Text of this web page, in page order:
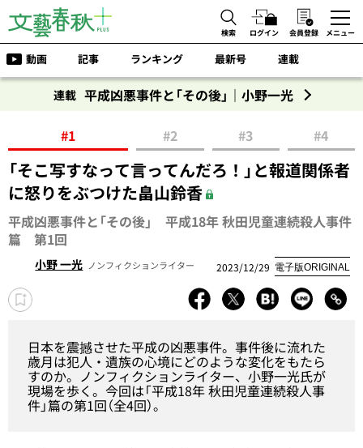
検索 ログイン 会員登録 メニュー
動画 記事 ランキング 最新号 連載
連載 平成凶悪事件と「その後」｜小野一光
#1 #2 #3 #4
「そこ写すなって言ってんだろ！」と報道関係者
に怒りをぶつけた畠山鈴香
平成凶悪事件と「その後」 平成18年 秋田児童連続殺人事件
篇 第1回
小野 一光 ノンフィクションライター 2023/12/29 電子版ORIGINAL
日本を震撼させた平成の凶悪事件。事件後に流れた
歳月は犯人・遺族の心境にどのような変化をもたら
すのか。ノンフィクションライター、小野一光氏が
現場を歩く。今回は「平成18年 秋田児童連続殺人事
件」篇の第1回（全4回）。